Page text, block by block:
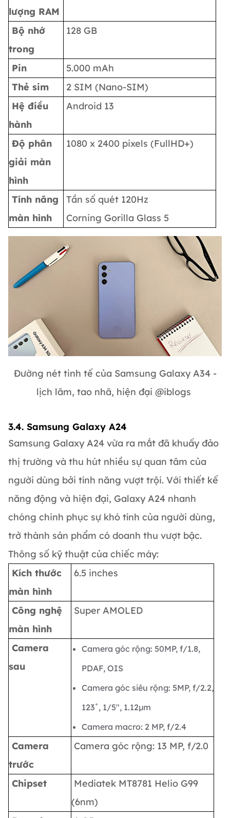
lượng RAM
Bộ nhớ
trong
128 GB
Pin
5.000 mAh
Thẻ sim
2 SIM (Nano-SIM)
Hệ điều
hành
Android 13
Độ phân
giải màn
hình
1080 x 2400 pixels (FullHD+)
Tính năng
màn hình
Tần số quét 120Hz
Corning Gorilla Glass 5
Đường nét tinh tế của Samsung Galaxy A34 -
lịch lãm, tao nhã, hiện đại @iblogs
3.4. Samsung Galaxy A24
Samsung Galaxy A24 vừa ra mắt đã khuấy đảo
thị trường và thu hút nhiều sự quan tâm của
người dùng bởi tính năng vượt trội. Với thiết kế
năng động và hiện đại, Galaxy A24 nhanh
chóng chinh phục sự khó tính của người dùng,
trở thành sản phẩm có doanh thu vượt bậc.
Thông số kỹ thuật của chiếc máy:
Kích thước
màn hình
6.5 inches
Công nghệ
màn hình
Super AMOLED
Camera
sau
Camera góc rộng: 50MP, f/1.8,
PDAF, OIS
Camera góc siêu rộng: 5MP, f/2.2,
123˚, 1/5", 1.12µm
Camera macro: 2 MP, f/2.4
Camera
trước
Camera góc rộng: 13 MP, f/2.0
Chipset
Mediatek MT8781 Helio G99
(6nm)